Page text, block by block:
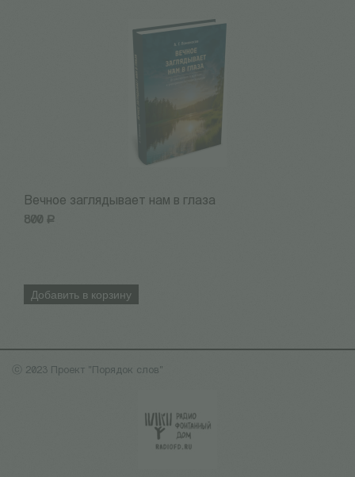
Вечное заглядывает нам в глаза
800 Р
Добавить в корзину
ⓒ 2023 Проект "Порядок слов"